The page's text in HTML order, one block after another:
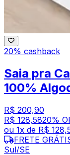
20% cashback
Saia pra
100%
R$ 200,90
R$ 128,5820%
ou 1x de R$
FRETE
Sul/SE